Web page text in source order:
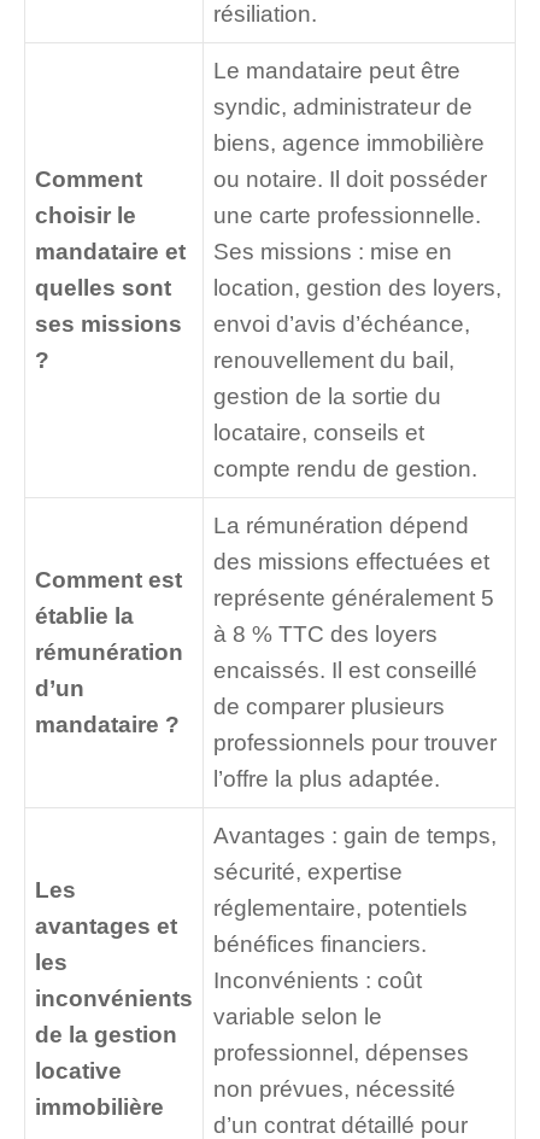
résiliation.
Comment
choisir le
mandataire et
quelles sont
ses missions
?
Le mandataire peut être
syndic, administrateur de
biens, agence immobilière
ou notaire. Il doit posséder
une carte professionnelle.
Ses missions : mise en
location, gestion des loyers,
envoi d’avis d’échéance,
renouvellement du bail,
gestion de la sortie du
locataire, conseils et
compte rendu de gestion.
Comment est
établie la
rémunération
d’un
mandataire ?
La rémunération dépend
des missions effectuées et
représente généralement 5
à 8 % TTC des loyers
encaissés. Il est conseillé
de comparer plusieurs
professionnels pour trouver
l’offre la plus adaptée.
Les
avantages et
les
inconvénients
de la gestion
locative
immobilière
Avantages : gain de temps,
sécurité, expertise
réglementaire, potentiels
bénéfices financiers.
Inconvénients : coût
variable selon le
professionnel, dépenses
non prévues, nécessité
d’un contrat détaillé pour